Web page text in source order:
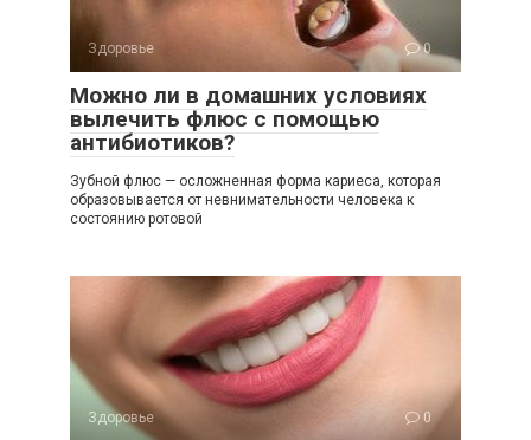
Здоровье 0
Можно ли в домашних условиях
вылечить флюс с помощью
антибиотиков?
Зубной флюс — осложненная форма кариеса, которая
образовывается от невнимательности человека к
состоянию ротовой
Здоровье 0